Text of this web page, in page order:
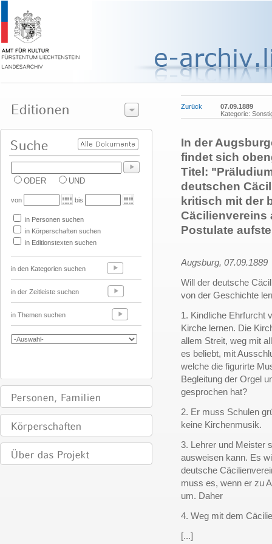
ODER UND
von bis
in Personen suchen
in Körperschaften suchen
in Editionstexten suchen
in den Kategorien suchen
in der Zeitleiste suchen
in Themen suchen
Zurück
07.09.1889
Kategorie:
In der
findet sich
Titel:
deutschen
kritisch mit der
Cäcilienvereins
Postulate
Augsburg, 07.09.1889
Will der deutsche
von der Geschichte
1. Kindliche Ehrfurcht
Kirche lernen. Die
allem Streit, weg mit
es beliebt, mit
welche die figurirte
Begleitung der Orgel
gesprochen hat?
2. Er muss Schulen
keine Kirchenmusik.
3. Lehrer und Meister
ausweisen kann. Es
deutsche
muss es, wenn er zu
um. Daher
4. Weg mit dem
[...]